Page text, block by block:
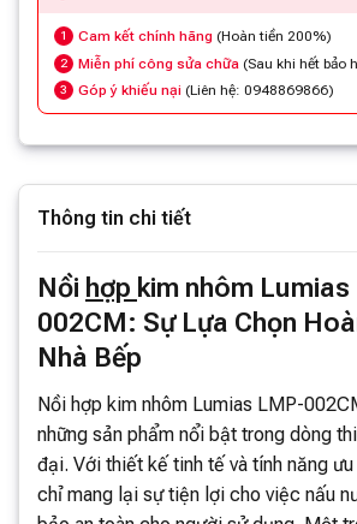
1 Cam kết chính hãng (Hoàn tiền 200%)
2 Miễn phí công sửa chữa (Sau khi hết bảo
3 Góp ý khiếu nại (Liên hệ: 0948869866)
Thông tin chi tiết
Nồi hợp kim nhôm
002CM: Sự Lựa Chọn
Nhà Bếp
Nồi hợp kim nhôm Lumias LMP-
những sản phẩm nổi bật trong dòng
đại. Với thiết kế tinh tế và tính năng
chỉ mang lại sự tiện lợi cho việc nấu